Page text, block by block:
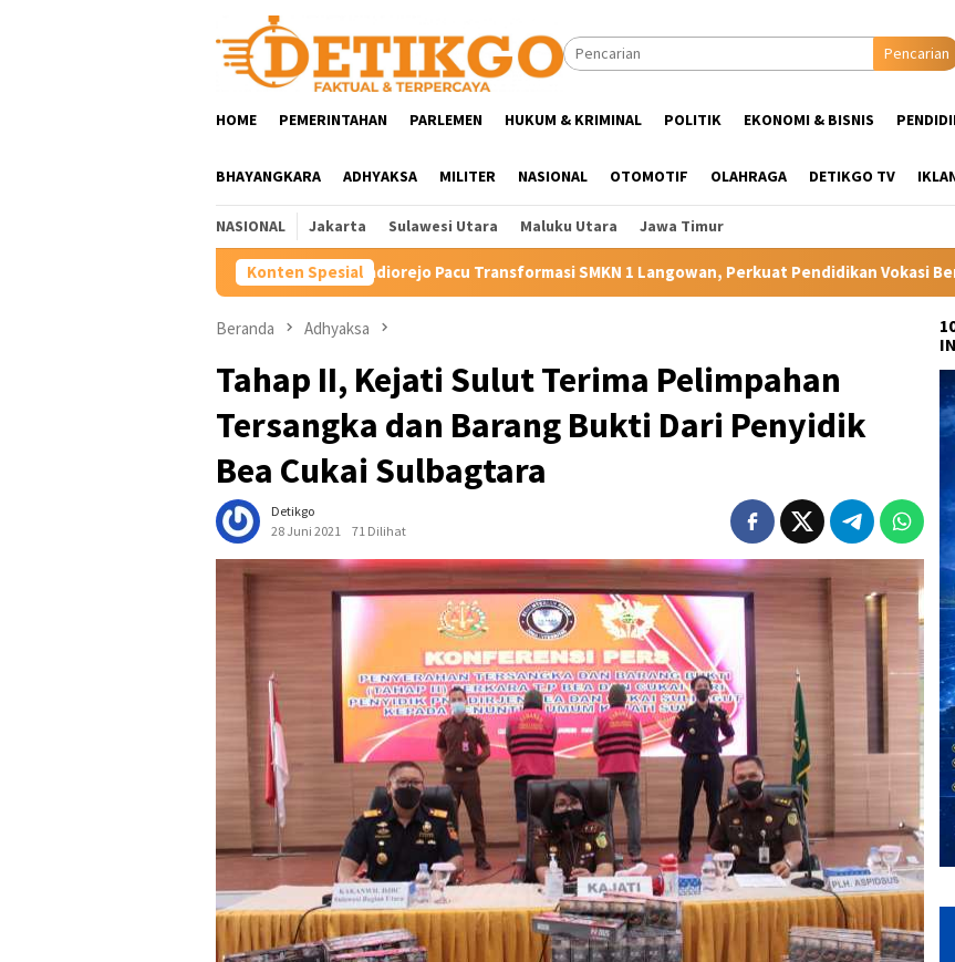
Pencarian
HOME PEMERINTAHAN PARLEMEN HUKUM & KRIMINAL POLITIK EKONOMI & BISNIS
BHAYANGKARA ADHYAKSA MILITER NASIONAL OTOMOTIF OLAHRAGA DETIKGO TV
NASIONAL Jakarta Sulawesi Utara Maluku Utara Jawa Timur
Konten Spesial
Hartini Ngadiorejo Pacu Transformasi SMKN 1 Langowan, Perkuat Pendidikan Vokasi Berdaya Saing di Kampung
Beranda Adhyaksa
Tahap II, Kejati Sulut Terima Pelimpahan
Tersangka dan Barang Bukti Dari Penyidik
Bea Cukai Sulbagtara
Detikgo
28 Juni 2021
71 Dilihat